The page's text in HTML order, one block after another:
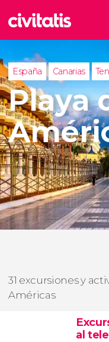
España Canarias
Playa
31 excursiones y
Américas
al